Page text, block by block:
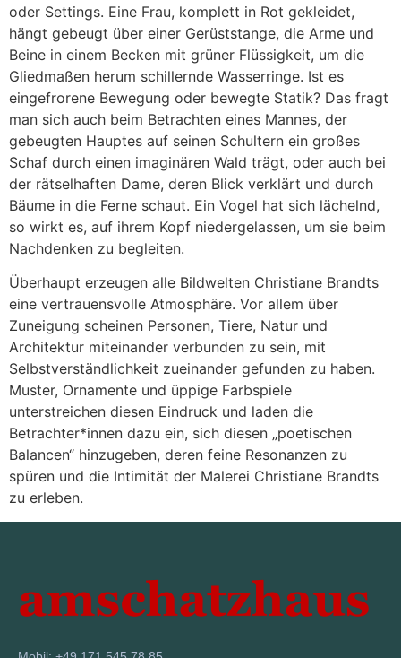
oder Settings. Eine Frau, komplett in Rot gekleidet,
hängt gebeugt über einer Gerüststange, die Arme und
Beine in einem Becken mit grüner Flüssigkeit, um die
Gliedmaßen herum schillernde Wasserringe. Ist es
eingefrorene Bewegung oder bewegte Statik? Das fragt
man sich auch beim Betrachten eines Mannes, der
gebeugten Hauptes auf seinen Schultern ein großes
Schaf durch einen imaginären Wald trägt, oder auch bei
der rätselhaften Dame, deren Blick verklärt und durch
Bäume in die Ferne schaut. Ein Vogel hat sich lächelnd,
so wirkt es, auf ihrem Kopf niedergelassen, um sie beim
Nachdenken zu begleiten.
Überhaupt erzeugen alle Bildwelten Christiane Brandts
eine vertrauensvolle Atmosphäre. Vor allem über
Zuneigung scheinen Personen, Tiere, Natur und
Architektur miteinander verbunden zu sein, mit
Selbstverständlichkeit zueinander gefunden zu haben.
Muster, Ornamente und üppige Farbspiele
unterstreichen diesen Eindruck und laden die
Betrachter*innen dazu ein, sich diesen „poetischen
Balancen“ hinzugeben, deren feine Resonanzen zu
spüren und die Intimität der Malerei Christiane Brandts
zu erleben.